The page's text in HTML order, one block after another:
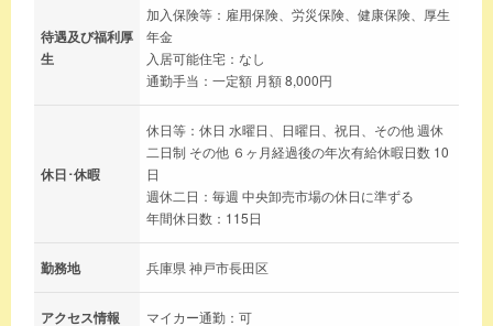
待遇及び福利厚
生
加入保険等：雇用保険、労災保険、健康保険、厚生
年金
入居可能住宅：なし
通勤手当：一定額 月額 8,000円
休日･休暇
休日等：休日 水曜日、日曜日、祝日、その他 週休
二日制 その他 ６ヶ月経過後の年次有給休暇日数 10
日
週休二日：毎週 中央卸売市場の休日に準ずる
年間休日数：115日
勤務地 兵庫県 神戸市長田区
アクセス情報 マイカー通勤：可